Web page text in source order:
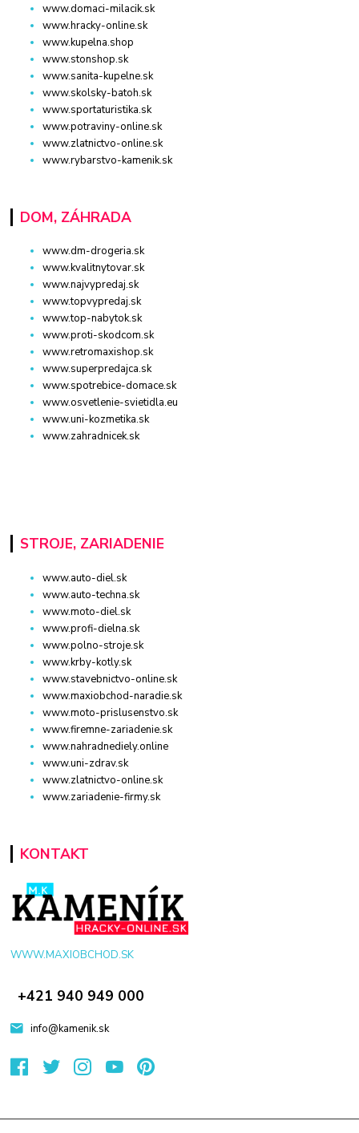
www.domaci-milacik.sk
www.hracky-online.sk
www.kupelna.shop
www.stonshop.sk
www.sanita-kupelne.sk
www.skolsky-batoh.sk
www.sportaturistika.sk
www.potraviny-online.sk
www.zlatnictvo-online.sk
www.rybarstvo-kamenik.sk
DOM, ZÁHRADA
www.dm-drogeria.sk
www.kvalitnytovar.sk
www.najvypredaj.sk
www.topvypredaj.sk
www.top-nabytok.sk
www.proti-skodcom.sk
www.retromaxishop.sk
www.superpredajca.sk
www.spotrebice-domace.sk
www.osvetlenie-svietidla.eu
www.uni-kozmetika.sk
www.zahradnicek.sk
STROJE, ZARIADENIE
www.auto-diel.sk
www.auto-techna.sk
www.moto-diel.sk
www.profi-dielna.sk
www.polno-stroje.sk
www.krby-kotly.sk
www.stavebnictvo-online.sk
www.maxiobchod-naradie.sk
www.moto-prislusenstvo.sk
www.firemne-zariadenie.sk
www.nahradnediely.online
www.uni-zdrav.sk
www.zlatnictvo-online.sk
www.zariadenie-firmy.sk
KONTAKT
WWW.MAXIOBCHOD.SK
+421 940 949 000
info@kamenik.sk